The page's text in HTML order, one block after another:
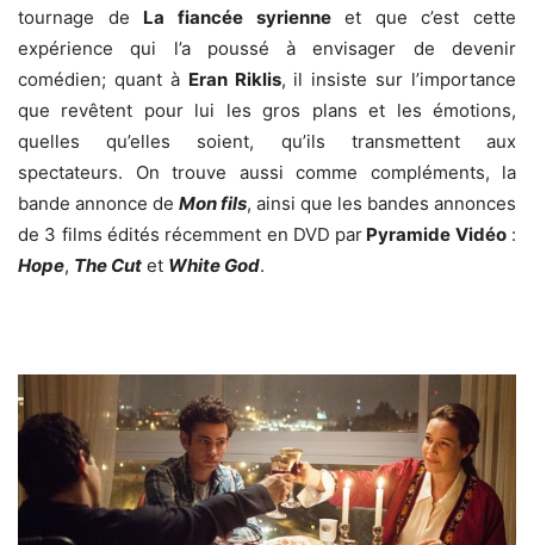
tournage de La fiancée syrienneet que c’est cette
expérience qui l’a poussé à envisager de devenir
comédien; quant à Eran Riklis, il insiste sur l’importance
que revêtent pour lui les gros plans et les émotions,
quelles qu’elles soient, qu’ils transmettent aux
spectateurs. On trouve aussi comme compléments, la
bande annonce de Mon fils, ainsi que les bandes annonces
de 3 films édités récemment en DVD par Pyramide Vidéo:
Hope, The Cut et White God.